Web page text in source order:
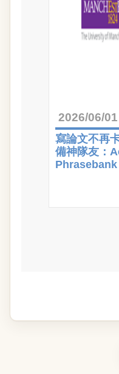
2026/06/01
寫論文不再
備神隊友：
Phrasebank